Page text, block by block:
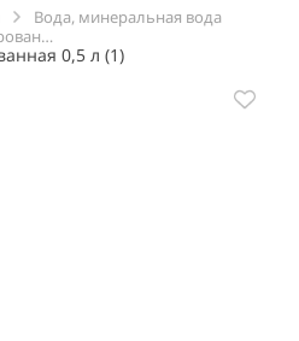
Вода, минеральная вода
Вода "Ломтевская" газированная 0,5 л